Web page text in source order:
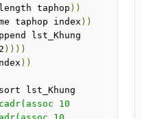
taphop))
taphop index ))
))))
))
10